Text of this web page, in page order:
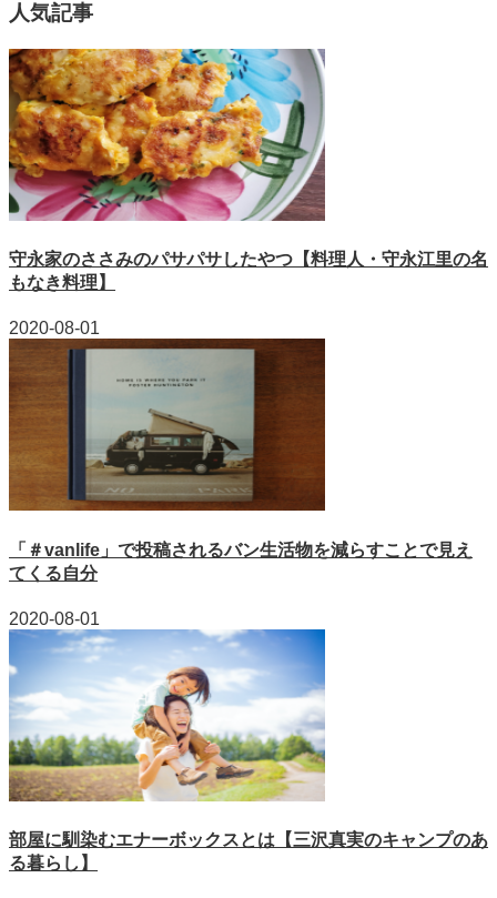
人気記事
守永家のささみのパサパサしたやつ【料理人・守永江里の名
もなき料理】
2020-08-01
「＃vanlife」で投稿されるバン生活物を減らすことで見え
てくる自分
2020-08-01
部屋に馴染むエナーボックスとは【三沢真実のキャンプのあ
る暮らし】